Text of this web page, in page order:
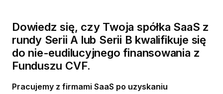
Dowiedz się, czy Twoja spółka SaaS z
rundy Serii A lub Serii B kwalifikuje się
do nie-eudilucyjnego finansowania z
Funduszu CVF.
Pracujemy z firmami SaaS po uzyskaniu